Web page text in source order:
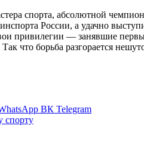
спорта, абсолютной
России, а удачно
привилегии — занявшие
что борьба разгорается
ВК Telegram
спорту